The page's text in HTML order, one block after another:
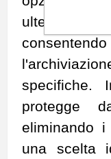
specifiche.
protegge
eliminando
una scelta